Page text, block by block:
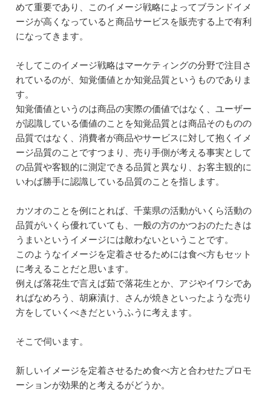
めて重要であり、このイメージ戦略によってブランドイメ
ージが高くなっていると商品サービスを販売する上で有利
になってきます。
そしてこのイメージ戦略はマーケティングの分野で注目さ
れているのが、知覚価値とか知覚品質というものでありま
す。
知覚価値というのは商品の実際の価値ではなく、ユーザー
が認識している価値のことを知覚品質とは商品そのものの
品質ではなく、消費者が商品やサービスに対して抱くイメ
ージ品質のことですつまり、売り手側が考える事実として
の品質や客観的に測定できる品質と異なり、お客主観的に
いわば勝手に認識している品質のことを指します。
カツオのことを例にとれば、千葉県の活動がいくら活動の
品質がいくら優れていても、一般の方のかつおのたたきは
うまいというイメージには敵わないということです。
このようなイメージを定着させるためには食べ方もセット
に考えることだと思います。
例えば落花生で言えば茹で落花生とか、アジやイワシであ
ればなめろう、胡麻漬け、さんが焼きといったような売り
方をしていくべきだというふうに考えます。
そこで伺います。
新しいイメージを定着させるため食べ方と合わせたプロモ
ーションが効果的と考えるがどうか。